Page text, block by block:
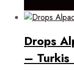
Drops
– Turkis